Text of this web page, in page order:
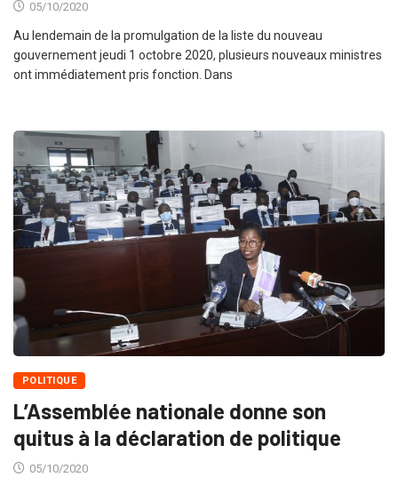
05/10/2020
Au lendemain de la promulgation de la liste du nouveau
gouvernement jeudi 1 octobre 2020, plusieurs nouveaux ministres
ont immédiatement pris fonction. Dans
POLITIQUE
L’Assemblée nationale donne son
quitus à la déclaration de politique
05/10/2020